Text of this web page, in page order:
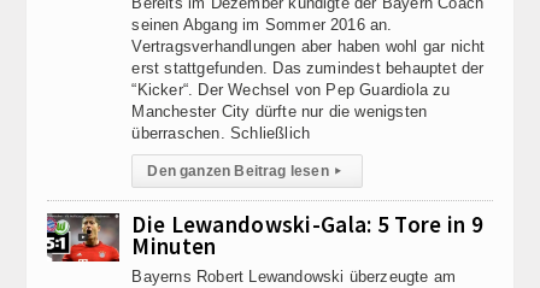
seinen Abgang im Sommer 2016 an.
Vertragsverhandlungen aber haben wohl gar nicht
erst stattgefunden. Das zumindest behauptet der
“Kicker“. Der Wechsel von Pep Guardiola zu
Manchester City dürfte nur die wenigsten
überraschen. Schließlich
Den ganzen Beitrag lesen ▸
Die Lewandowski-Gala: 5 Tore in 9
Minuten
Bayerns Robert Lewandowski überzeugte am